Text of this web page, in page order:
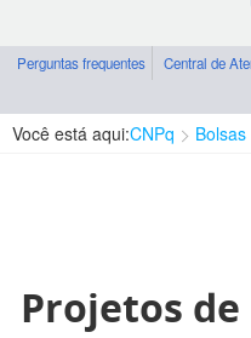
Perguntas frequentes Central de
Você está aqui:CNPq
Projetos de